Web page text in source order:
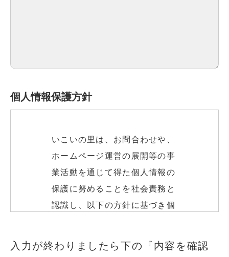
個人情報保護方針
いこいの里は、お問合わせや、
ホームページ運営の展開等の事
業活動を通じて得た個人情報の
保護に努めることを社会責務と
認識し、以下の方針に基づき個
このフィールドは空のままにしてください
入力が終わりましたら下の『内容を確認